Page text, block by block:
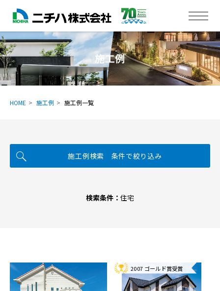
施工例
HOME 施工例 施工例一覧
施工例検索 条件で絞り込み
検索条件： 住宅
2007 ゴールド賞受賞